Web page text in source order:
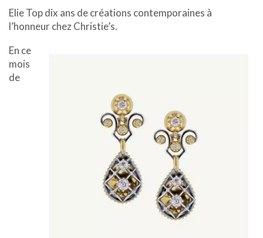
Elie Top dix ans de créations contemporaines à
l’honneur chez Christie’s.
En ce
mois
de